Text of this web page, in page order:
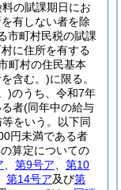
の賦課期日にお
有しない者を除
市町村民税の賦課
に住所を有する
町村の住民基本
含む。)に限る。
)のうち、令和7年
者(同年中の給与
をいう。以下同
円未満である者
算定についての
第9号ア
第10
第14号ア及び第